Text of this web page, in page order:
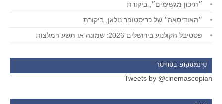
״תיכון מגשימים״, ביקורת
״האודיסאה״ של כריסטופר נולאן, ביקורת
פסטיבל הקולנוע בירושלים 2026: שמונה או תשע המלצות
סינמסקופ בטוויטר
Tweets by @cinemascopian